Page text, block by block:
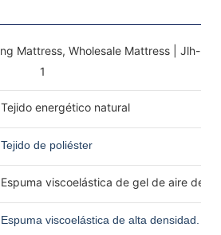
Tejido energético natural
Tejido de poliéster
Espuma viscoelástica de gel de aire de 5
Espuma viscoelástica de alta densidad.